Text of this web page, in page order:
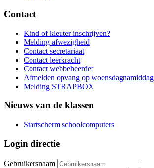
Contact
Kind of kleuter inschrijven?
Melding afwezigheid
Contact secretariaat
Contact leerkracht
Contact webbeheerder
Afmelden opvang op woensdagnamiddag
Melding STRAPBOX
Nieuws van de klassen
Startscherm schoolcomputers
Login directie
Gebruikersnaam